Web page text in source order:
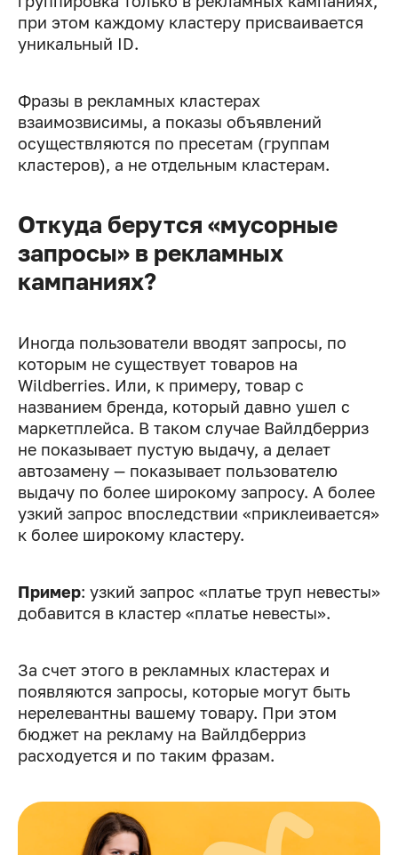
при этом каждому кластеру присваивается
уникальный ID.
Фразы в рекламных кластерах
взаимозвисимы, а показы объявлений
осуществляются по пресетам (группам
кластеров), а не отдельным кластерам.
Откуда берутся «мусорные
запросы» в рекламных
кампаниях?
Иногда пользователи вводят запросы, по
которым не существует товаров на
Wildberries. Или, к примеру, товар с
названием бренда, который давно ушел с
маркетплейса. В таком случае Вайлдберриз
не показывает пустую выдачу, а делает
автозамену — показывает пользователю
выдачу по более широкому запросу. А более
узкий запрос впоследствии «приклеивается»
к более широкому кластеру.
Пример: узкий запрос «платье труп невесты»
добавится в кластер «платье невесты».
За счет этого в рекламных кластерах и
появляются запросы, которые могут быть
нерелевантны вашему товару. При этом
бюджет на рекламу на Вайлдберриз
расходуется и по таким фразам.